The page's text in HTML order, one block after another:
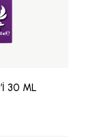
30 ML